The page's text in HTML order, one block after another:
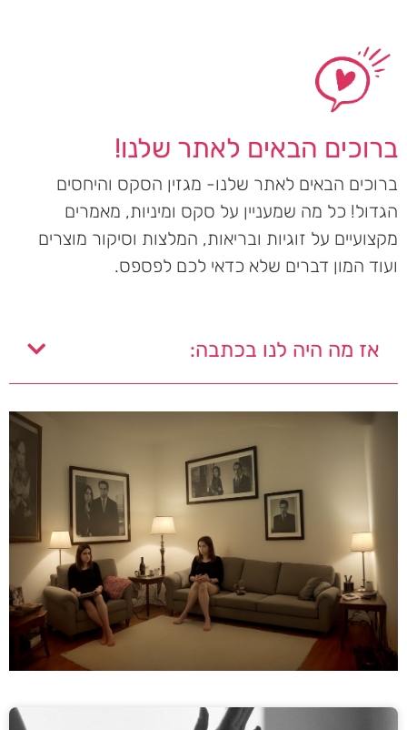
ברוכים הבאים לאתר שלנו!
ברוכים הבאים לאתר שלנו- מגזין הסקס והיחסים
הגדול! כל מה שמעניין על סקס ומיניות, מאמרים
מקצועיים על זוגיות ובריאות, המלצות וסיקור מוצרים
ועוד המון דברים שלא כדאי לכם לפספס.
אז מה היה לנו בכתבה: